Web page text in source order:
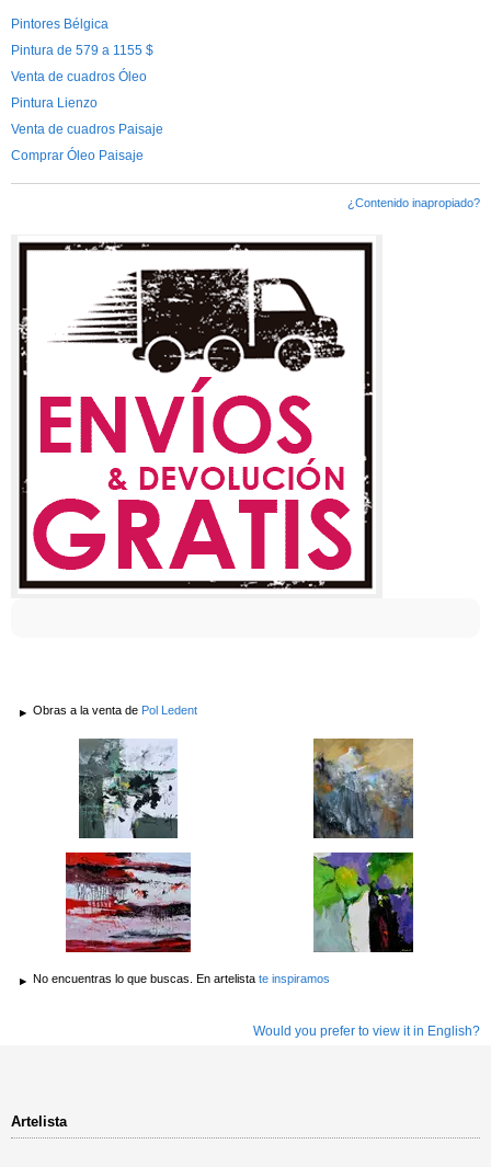
Pintores Bélgica
Pintura de 579 a 1155 $
Venta de cuadros Óleo
Pintura Lienzo
Venta de cuadros Paisaje
Comprar Óleo Paisaje
¿Contenido inapropiado?
Obras a la venta de Pol Ledent
No encuentras lo que buscas. En artelista te inspiramos
Would you prefer to view it in English?
Artelista